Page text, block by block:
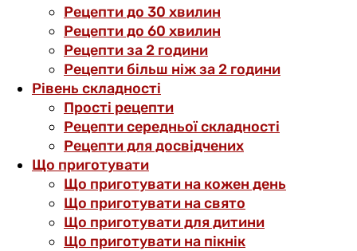
Рецепти до 30 хвилин
Рецепти до 60 хвилин
Рецепти за 2 години
Рецепти більш ніж за 2 години
Рівень складності
Прості рецепти
Рецепти середньої складності
Рецепти для досвідчених
Що приготувати
Що приготувати на кожен день
Що приготувати на свято
Що приготувати для дитини
Що приготувати на пікнік